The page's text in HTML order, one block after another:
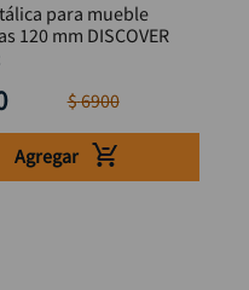
para mueble
cromadas 120 mm DISCOVER
$6900
Agregar